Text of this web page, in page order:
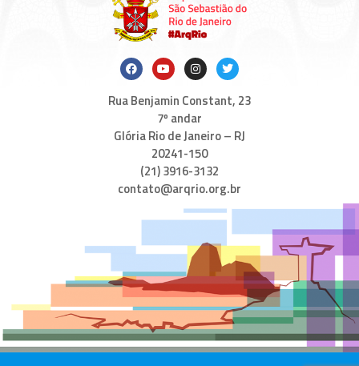
Rua Benjamin Constant, 23
7º andar
Glória Rio de Janeiro – RJ
20241-150
(21) 3916-3132
contato@arqrio.org.br